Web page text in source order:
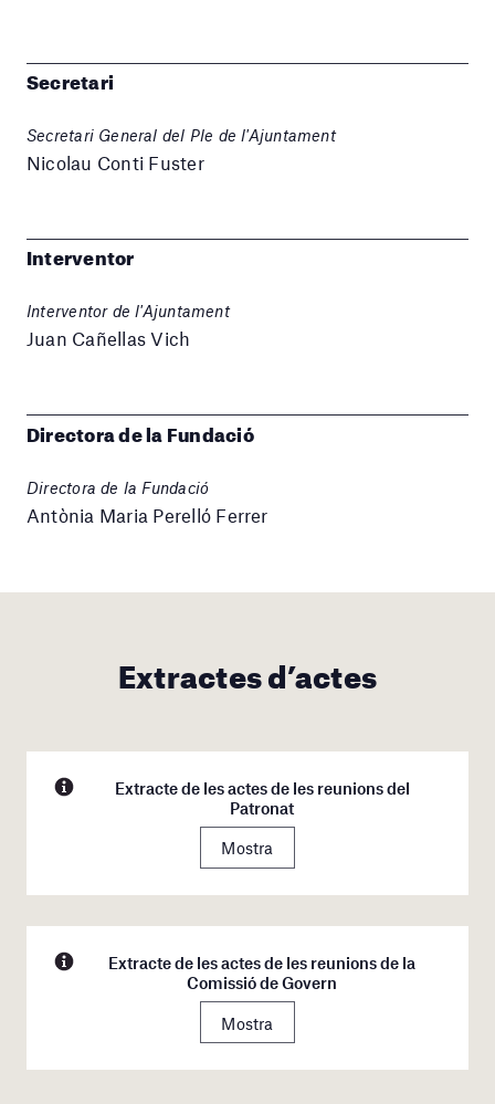
Secretari
Secretari General del Ple de l'Ajuntament
Nicolau Conti Fuster
Interventor
Interventor de l'Ajuntament
Juan Cañellas Vich
Directora de la Fundació
Directora de la Fundació
Antònia Maria Perelló Ferrer
Extractes d’actes
Extracte de les actes de les reunions del
Patronat
Mostra
Extracte de les actes de les reunions de la
Comissió de Govern
Mostra